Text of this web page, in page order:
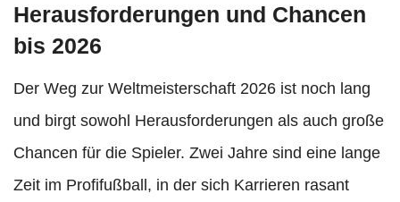
Herausforderungen und Chancen
bis 2026
Der Weg zur Weltmeisterschaft 2026 ist noch lang
und birgt sowohl Herausforderungen als auch große
Chancen für die Spieler. Zwei Jahre sind eine lange
Zeit im Profifußball, in der sich Karrieren rasant